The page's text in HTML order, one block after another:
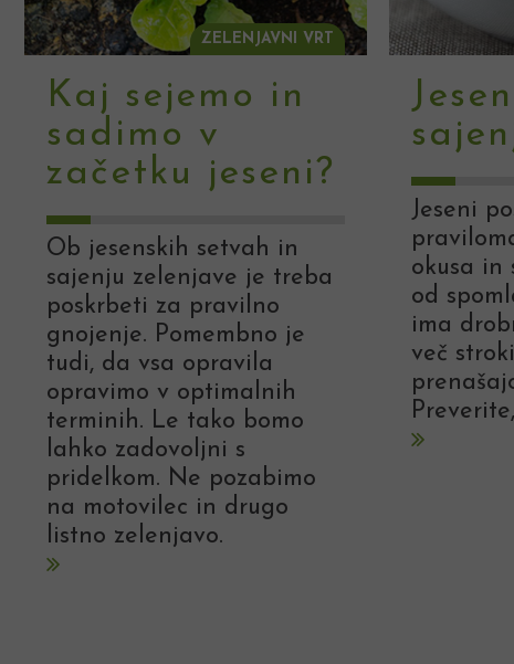
ZELENJAVNI VRT
Kaj sejemo in
sadimo v
začetku jeseni?
Ob jesenskih setvah in
sajenju zelenjave je treba
poskrbeti za pravilno
gnojenje. Pomembno je
tudi, da vsa opravila
opravimo v optimalnih
terminih. Le tako bomo
lahko zadovoljni s
pridelkom. Ne pozabimo
na motovilec in drugo
listno zelenjavo.
Jeseni
okusa in
od
ima
več